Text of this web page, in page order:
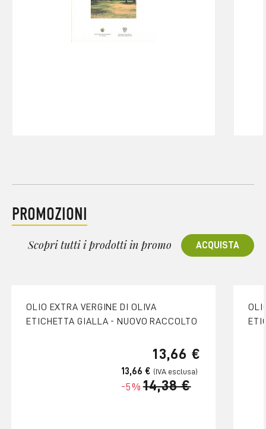
PROMOZIONI
Scopri tutti i prodotti in promo ACQUISTA
OLIO EXTRA VERGINE DI OLIVA
ETICHETTA GIALLA - NUOVO RACCOLTO
-5% 14,38 €
13,66 €
13,66 €